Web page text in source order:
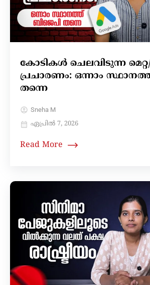
കോടികൾ ചെലവിടുന്ന
പ്രചാരണം: ഒന്നാം
തന്നെ
Sneha M
ഏപ്രിൽ 7, 2026
Read More